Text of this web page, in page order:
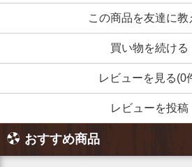
この商品を友達に教
買い物を続ける
レビューを見る(0
レビューを投稿
おすすめ商品